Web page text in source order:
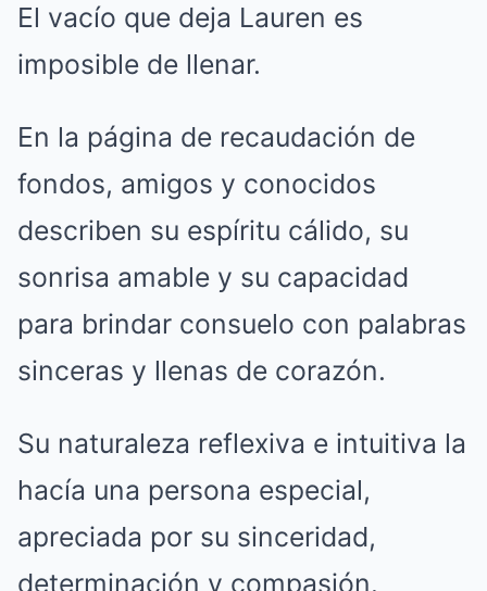
El vacío que deja Lauren es
imposible de llenar.
En la página de recaudación de
fondos, amigos y conocidos
describen su espíritu cálido, su
sonrisa amable y su capacidad
para brindar consuelo con palabras
sinceras y llenas de corazón.
Su naturaleza reflexiva e intuitiva la
hacía una persona especial,
apreciada por su sinceridad,
determinación y compasión.